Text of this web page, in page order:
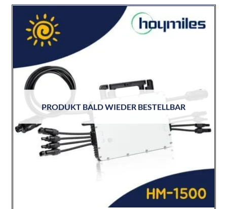
PRODUKT BALD WIEDER BESTELLBAR